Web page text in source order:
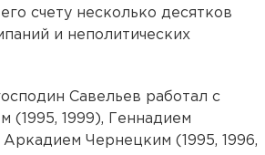
счету несколько десятков
и неполитических
Савельев работал с
(1995, 1999), Геннадием
Чернецким (1995, 1996,